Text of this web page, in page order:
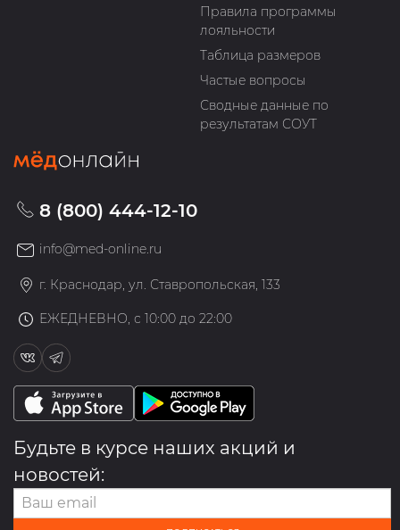
Правила программы
лояльности
Таблица размеров
Частые вопросы
Сводные данные по
результатам СОУТ
8 (800) 444-12-10
info@med-online.ru
г. Краснодар, ул. Ставропольская, 133
ЕЖЕДНЕВНО, с 10:00 до 22:00
Будьте в курсе наших акций и
новостей: